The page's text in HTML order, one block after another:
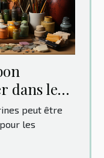
dans le
peut être
les